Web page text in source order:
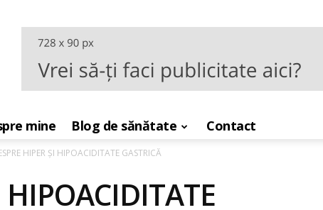
mine Blog de sănătate Contact
HIPER ȘI HIPOACIDITATE GASTRICĂ
HIPOACIDITATE